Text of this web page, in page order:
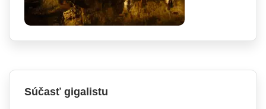
Súčasť gigalistu